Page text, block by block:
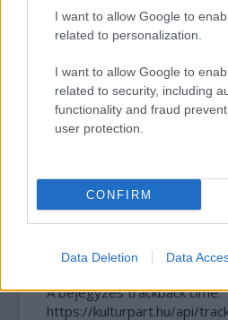
I want to allow Google to
related to personalization.
I want to allow Google to
related to security, including
functionality and fraud
user protection.
CONFIRM
Data Deletion Data
TERMÉSZETFELETTI
TITKOK: ITT A SHELBY
NYOMÁBAN MAGYAR
SZÁGULDÁS, SÁRKÁNYOK,
A bejegyzés trackback címe:
https://kulturpart.hu/api/